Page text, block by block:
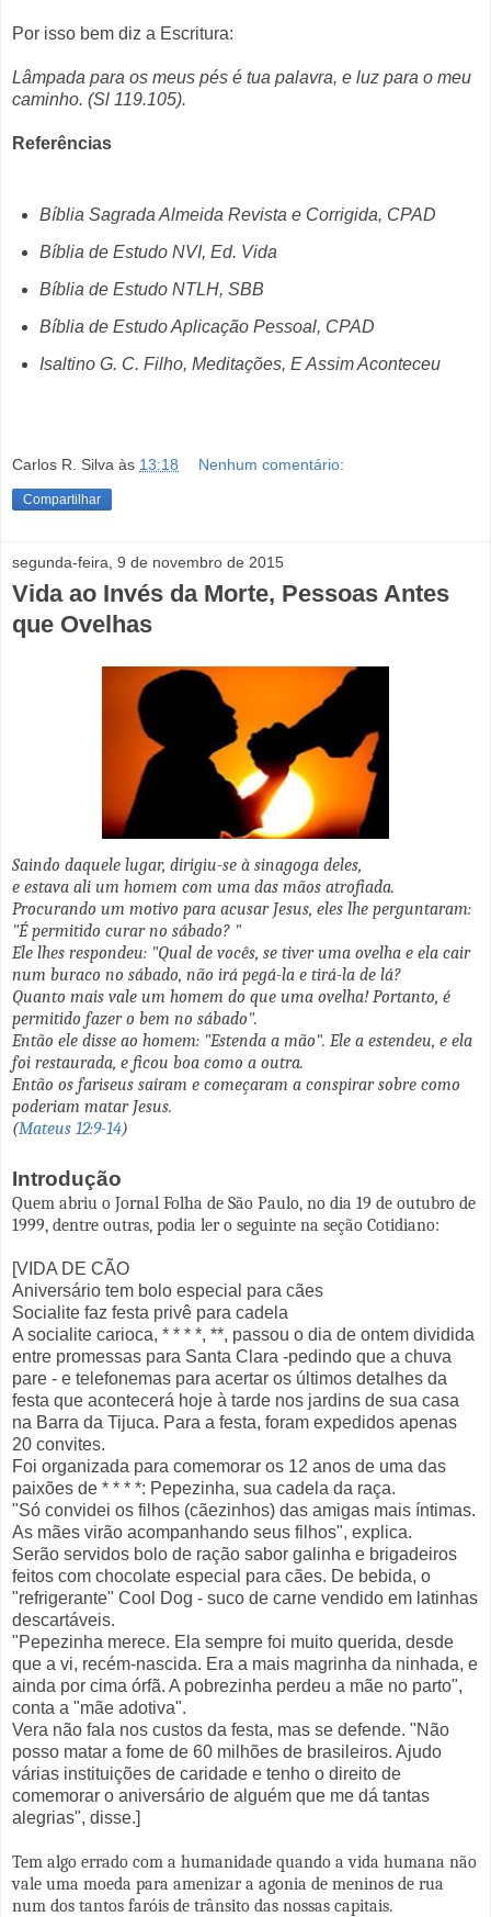
Por isso bem diz a Escritura:
Lâmpada para os meus pés é tua palavra, e luz para o meu
caminho. (Sl 119.105).
Referências
Bíblia Sagrada Almeida Revista e Corrigida, CPAD
Bíblia de Estudo NVI, Ed. Vida
Bíblia de Estudo NTLH, SBB
Bíblia de Estudo Aplicação Pessoal, CPAD
Isaltino G. C. Filho, Meditações, E Assim Aconteceu
Carlos R. Silva às 13:18 Nenhum comentário:
Compartilhar
segunda-feira, 9 de novembro de 2015
Vida ao Invés da Morte, Pessoas Antes
que Ovelhas
Saindo daquele lugar, dirigiu-se à sinagoga deles,
e estava ali um homem com uma das mãos atrofiada.
Procurando um motivo para acusar Jesus, eles lhe perguntaram:
"É permitido curar no sábado? "
Ele lhes respondeu: "Qual de vocês, se tiver uma ovelha e ela cair
num buraco no sábado, não irá pegá-la e tirá-la de lá?
Quanto mais vale um homem do que uma ovelha! Portanto, é
permitido fazer o bem no sábado".
Então ele disse ao homem: "Estenda a mão". Ele a estendeu, e ela
foi restaurada, e ficou boa como a outra.
Então os fariseus saíram e começaram a conspirar sobre como
poderiam matar Jesus.
(Mateus 12:9-14)
Introdução
Quem abriu o Jornal Folha de São Paulo, no dia 19 de outubro de
1999, dentre outras, podia ler o seguinte na seção Cotidiano:
[VIDA DE CÃO
Aniversário tem bolo especial para cães
Socialite faz festa privê para cadela
A socialite carioca, * * * *, **, passou o dia de ontem dividida
entre promessas para Santa Clara -pedindo que a chuva
pare - e telefonemas para acertar os últimos detalhes da
festa que acontecerá hoje à tarde nos jardins de sua casa
na Barra da Tijuca. Para a festa, foram expedidos apenas
20 convites.
Foi organizada para comemorar os 12 anos de uma das
paixões de * * * *: Pepezinha, sua cadela da raça.
"Só convidei os filhos (cãezinhos) das amigas mais íntimas.
As mães virão acompanhando seus filhos", explica.
Serão servidos bolo de ração sabor galinha e brigadeiros
feitos com chocolate especial para cães. De bebida, o
"refrigerante" Cool Dog - suco de carne vendido em latinhas
descartáveis.
"Pepezinha merece. Ela sempre foi muito querida, desde
que a vi, recém-nascida. Era a mais magrinha da ninhada, e
ainda por cima órfã. A pobrezinha perdeu a mãe no parto",
conta a "mãe adotiva".
Vera não fala nos custos da festa, mas se defende. "Não
posso matar a fome de 60 milhões de brasileiros. Ajudo
várias instituições de caridade e tenho o direito de
comemorar o aniversário de alguém que me dá tantas
alegrias", disse.]
Tem algo errado com a humanidade quando a vida humana não
vale uma moeda para amenizar a agonia de meninos de rua
num dos tantos faróis de trânsito das nossas capitais.